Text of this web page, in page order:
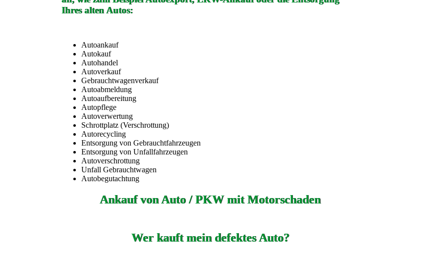
Ihres alten Autos:
Autoankauf
Autokauf
Autohandel
Autoverkauf
Gebrauchtwagenverkauf
Autoabmeldung
Autoaufbereitung
Autopflege
Autoverwertung
Schrottplatz (Verschrottung)
Autorecycling
Entsorgung von Gebrauchtfahrzeugen
Entsorgung von Unfallfahrzeugen
Autoverschrottung
Unfall Gebrauchtwagen
Autobegutachtung
Ankauf von Auto / PKW mit Motorschaden
Wer kauft mein defektes Auto?